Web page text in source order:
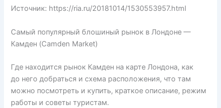
Источник: https://ria.ru/20181014/1530553957.html
Самый популярный блошиный рынок в Лондоне —
Камден (Camden Market)
Где находится рынок Камден на карте Лондона, как
до него добраться и схема расположения, что там
можно посмотреть и купить, краткое описание, режим
работы и советы туристам.